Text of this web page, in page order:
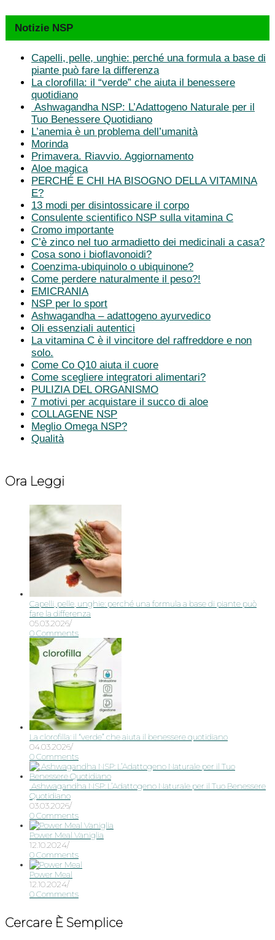
Notizie NSP
Capelli, pelle, unghie: perché una formula a base di
piante può fare la differenza
La clorofilla: il “verde” che aiuta il benessere
quotidiano
Ashwagandha NSP: L’Adattogeno Naturale per il
Tuo Benessere Quotidiano
L’anemia è un problema dell’umanità
Morinda
Primavera. Riavvio. Aggiornamento
Aloe magica
PERCHÉ E CHI HA BISOGNO DELLA VITAMINA
E?
13 modi per disintossicare il corpo
Consulente scientifico NSP sulla vitamina C
Cromo importante
C’è zinco nel tuo armadietto dei medicinali a casa?
Cosa sono i bioflavonoidi?
Coenzima-ubiquinolo o ubiquinone?
Come perdere naturalmente il peso?!
EMICRANIA
NSP per lo sport
Ashwagandha – adattogeno ayurvedico
Oli essenziali autentici
La vitamina C è il vincitore del raffreddore e non
solo.
Come Co Q10 aiuta il cuore
Come scegliere integratori alimentari?
PULIZIA DEL ORGANISMO
7 motivi per acquistare il succo di aloe
COLLAGENE NSP
Meglio Omega NSP?
Qualità
Ora Leggi
Capelli, pelle, unghie: perché una formula a base di piante può
fare la differenza
05.03.2026/
0 Comments
La clorofilla: il “verde” che aiuta il benessere quotidiano
04.03.2026/
0 Comments
Ashwagandha NSP: L’Adattogeno Naturale per il Tuo Benessere
Quotidiano
03.03.2026/
0 Comments
Power Meal Vaniglia
12.10.2024/
0 Comments
Power Meal
12.10.2024/
0 Comments
Cercare È Semplice